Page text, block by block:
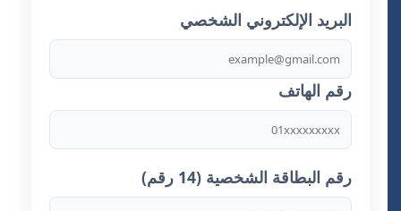
البريد الإلكتروني الشخصي
رقم الهاتف
رقم البطاقة الشخصية (14 رقم)